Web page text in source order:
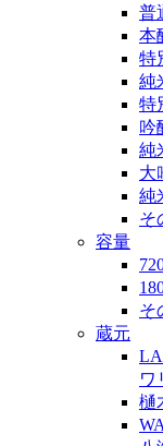
普
本
特
純
特
吟
純
大
純
そ
容量
そ
蔵元
ワ
樋